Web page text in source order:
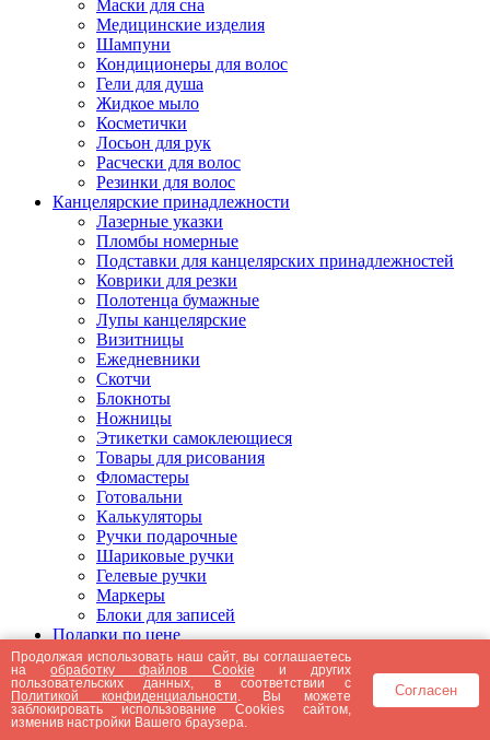
Маски для сна
Медицинские изделия
Шампуни
Кондиционеры для волос
Гели для душа
Жидкое мыло
Косметички
Лосьон для рук
Расчески для волос
Резинки для волос
Канцелярские принадлежности
Лазерные указки
Пломбы номерные
Подставки для канцелярских принадлежностей
Коврики для резки
Полотенца бумажные
Лупы канцелярские
Визитницы
Ежедневники
Скотчи
Блокноты
Ножницы
Этикетки самоклеющиеся
Товары для рисования
Фломастеры
Готовальни
Калькуляторы
Ручки подарочные
Шариковые ручки
Гелевые ручки
Маркеры
Блоки для записей
Подарки по цене
Подарки от 5000 рублей
Подарки до 5000 рублей
Подарки до 3000 рублей
Подарки до 2000 рублей
Подарки до 1000 рублей
Продолжая использовать наш сайт, вы соглашаетесь
наобработку файлов Cookie и других
пользовательских данных, в соответствии с
Политикой конфиденциальности . Вы можете
заблокировать использование Cookies сайтом,
изменив настройки Вашего браузера.
Согласен